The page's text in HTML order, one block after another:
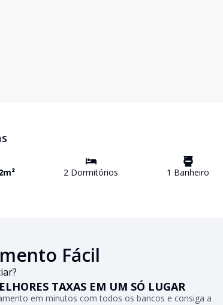
m² 2 Dormitórios 1 Banheiro
Fácil
TAXAS EM UM SÓ LUGAR
em minutos com todos os bancos e consiga a